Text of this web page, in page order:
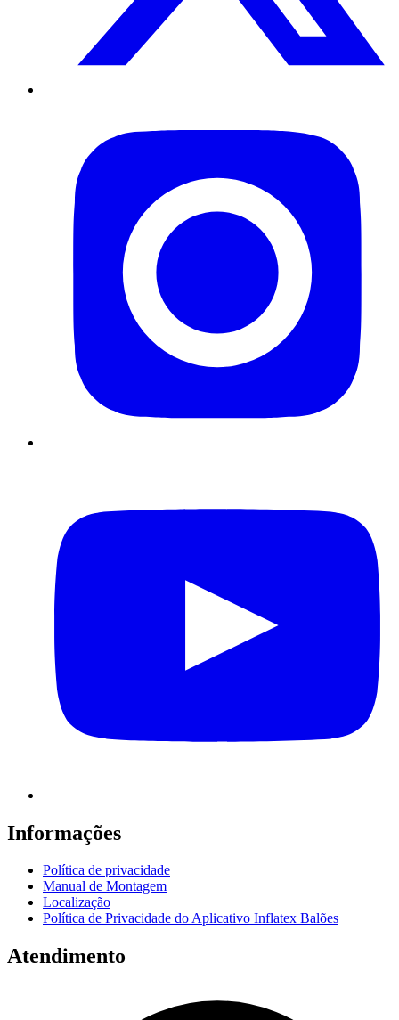
Informações
Política de privacidade
Manual de Montagem
Localização
Política de Privacidade do Aplicativo Inflatex Balões
Atendimento